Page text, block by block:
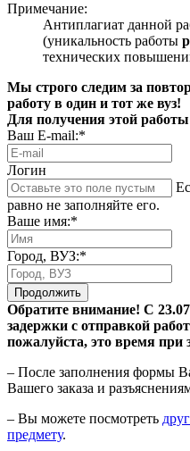
Примечание:
Антиплагиат данной
(уникальность работы
технических
Мы строго следим за
работу в один и тот же вуз!
Для получения этой
Ваш E-mail:*
Логин
равно не заполняйте его.
Ваше имя:*
Город, ВУЗ:*
Продолжить
Обратите внимание! С
задержки с отправкой
пожалуйста, это время при
– После заполнения формы
Вашего заказа и
– Вы можете посмотреть
предмету.